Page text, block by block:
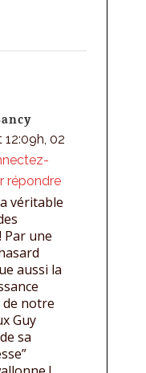
02
répondre
véritable
Par une
aussi la
notre
Guy
sa